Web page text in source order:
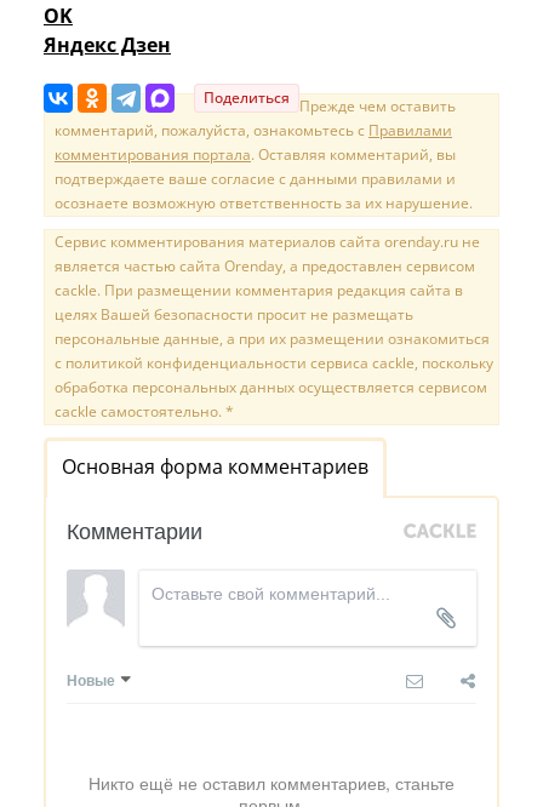
OK
Яндекс Дзен
Поделиться Прежде чем оставить
комментарий, пожалуйста, ознакомьтесь с Правилами
комментирования портала. Оставляя комментарий, вы
подтверждаете ваше согласие с данными правилами и
осознаете возможную ответственность за их нарушение.
Сервис комментирования материалов сайта orenday.ru не
является частью сайта Orenday, а предоставлен сервисом
cackle. При размещении комментария редакция сайта в
целях Вашей безопасности просит не размещать
персональные данные, а при их размещении ознакомиться
с политикой конфиденциальности сервиса cackle, поскольку
обработка персональных данных осуществляется сервисом
cackle самостоятельно. *
Основная форма комментариев
Комментарии
Новые
Никто ещё не оставил комментариев, станьте